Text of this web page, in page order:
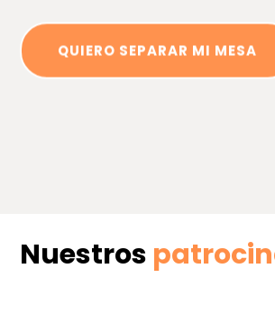
QUIERO SEPARAR MI MESA
Nuestros